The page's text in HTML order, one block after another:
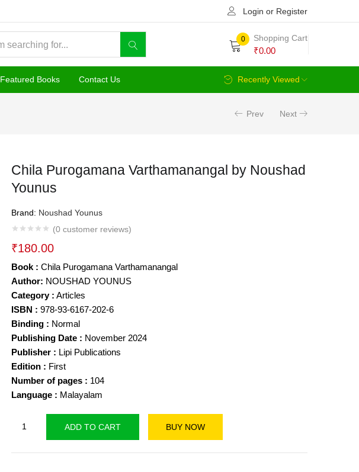
Login or Register
0 Shopping Cart
₹0.00
Featured Books Contact Us Recently Viewed
Prev Next
Chila Purogamana Varthamanangal by Noushad
Younus
Brand: Noushad Younus
(0 customer reviews)
₹180.00
Book : Chila Purogamana Varthamanangal
Author: NOUSHAD YOUNUS
Category : Articles
ISBN : 978-93-6167-202-6
Binding : Normal
Publishing Date : November 2024
Publisher : Lipi Publications
Edition : First
Number of pages : 104
Language : Malayalam
Varthamanangal
ADD TO CART BUY NOW